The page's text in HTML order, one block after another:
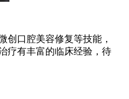
创口腔美容修复等技能，
疗有丰富的临床经验，待